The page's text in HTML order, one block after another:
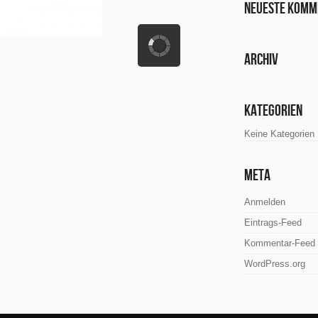
Neueste
Archiv
Kategorien
Keine Kategorien
Meta
Anmelden
Eintrags-Feed
Kommentar-Feed
WordPress.org